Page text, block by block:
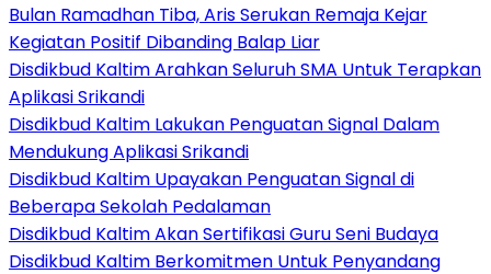
Bulan Ramadhan Tiba, Aris Serukan Remaja Kejar
Kegiatan Positif Dibanding Balap Liar
Disdikbud Kaltim Arahkan Seluruh SMA Untuk Terapkan
Aplikasi Srikandi
Disdikbud Kaltim Lakukan Penguatan Signal Dalam
Mendukung Aplikasi Srikandi
Disdikbud Kaltim Upayakan Penguatan Signal di
Beberapa Sekolah Pedalaman
Disdikbud Kaltim Akan Sertifikasi Guru Seni Budaya
Disdikbud Kaltim Berkomitmen Untuk Penyandang